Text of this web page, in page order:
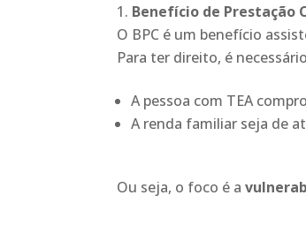
Benefício de Prestação
O BPC é um benefício
Para ter direito, é
A pessoa com TEA
A renda familiar seja de
Ou seja, o foco é a